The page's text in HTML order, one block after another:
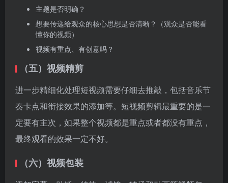
定要有主次，如果整个视频都是重点或者都没有重点，
最终观看的效果一定不好。
（六）视频包装
添加字幕、贴纸、特效、滤镜、转场和动画等视频包
装，可以让视频画面更丰富和精美。当然包装和女孩子
化妆一样，不是越多越好，分享几个小技巧：
添加的贴纸、特效等要符合短视频内容风格，否则会显
色调、配色等要符合和形成自己的风格，每个行业、工